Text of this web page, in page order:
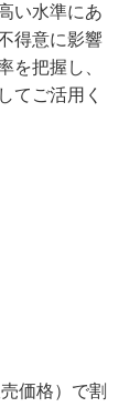
い水準にあ
得意に影響
を把握し、
てご活用く
価格）で割